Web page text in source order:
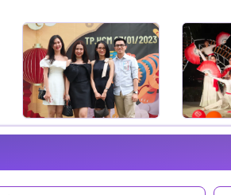
nhân viên trẻ, tận tâm, và với hơn
nghiệp, Tổ chức, Cá nhân,…
vụ 12.000.000 (mười hai triệu) lượt người
Thứ 7 (Sáng 7h45 đến 11h55 và Chiều: